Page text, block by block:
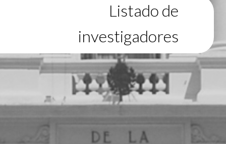
Listado de
investigadores